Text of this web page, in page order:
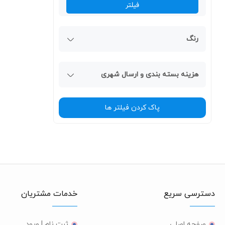
فیلتر
رنگ
هزینه بسته بندی و ارسال شهری
پاک کردن فیلتر ها
دسترسی سریع خدمات مشتریان